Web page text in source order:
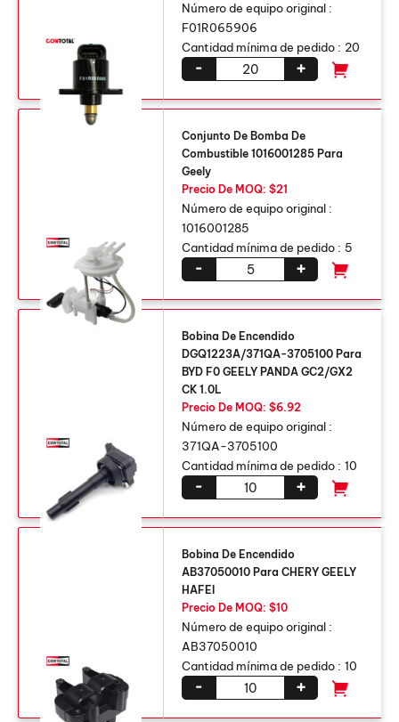
Número de equipo original :
F01R065906
Cantidad mínima de pedido : 20
+
-
Conjunto De Bomba De
Combustible 1016001285 Para
Geely
Precio De MOQ: $21
Número de equipo original :
1016001285
Cantidad mínima de pedido : 5
+
-
Bobina De Encendido
DGQ1223A/371QA-3705100 Para
BYD F0 GEELY PANDA GC2/GX2
CK 1.0L
Precio De MOQ: $6.92
Número de equipo original :
371QA-3705100
Cantidad mínima de pedido : 10
+
-
Bobina De Encendido
AB37050010 Para CHERY GEELY
HAFEI
Precio De MOQ: $10
Número de equipo original :
AB37050010
Cantidad mínima de pedido : 10
+
-